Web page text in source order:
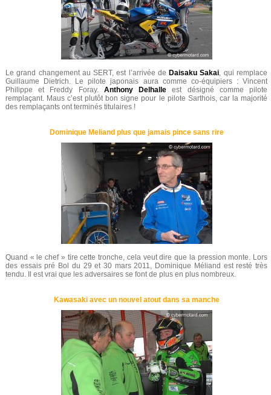
Le grand changement au SERT, est l’arrivée de Daisaku Sakai, qui remplace
Guillaume Dietrich. Le pilote japonais aura comme co-équipiers : Vincent
Philippe et Freddy Foray. Anthony Delhalle est désigné comme pilote
remplaçant. Maus c’est plutôt bon signe pour le pilote Sarthois, car la majorité
des remplaçants ont terminés titulaires !
Dominique Meliand plus que jamais pince sans rire
Quand « le chef » tire cette tronche, cela veut dire que la pression monte. Lors
des essais pré Bol du 29 et 30 mars 2011, Dominique Méliand est resté très
tendu. Il est vrai que les adversaires se font de plus en plus nombreux.
Kawasaki avec un nouvel atout dans sa manche